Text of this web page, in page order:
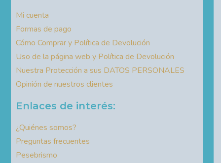
Mi cuenta
Formas de pago
Cómo Comprar y Política de Devolución
Uso de la página web y Política de Devolución
Nuestra Protección a sus DATOS PERSONALES
Opinión de nuestros clientes
Enlaces de interés:
¿Quiénes somos?
Preguntas frecuentes
Pesebrismo